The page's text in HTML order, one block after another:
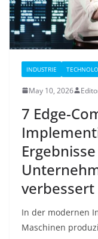
INDUSTRIE
May 10, 2026
7 Edge-
verbessert
In der modernen
Maschinen